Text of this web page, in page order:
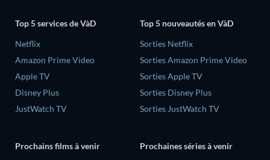
Top 5 services de VàD
Netflix
Amazon Prime Video
Apple TV
Disney Plus
JustWatch TV
Top 5 nouveautés en VàD
Sorties Netflix
Sorties Amazon Prime Video
Sorties Apple TV
Sorties Disney Plus
Sorties JustWatch TV
Prochains films à venir Prochaines séries à venir